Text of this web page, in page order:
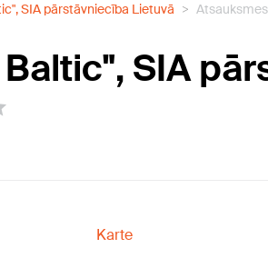
SIA pārstāvniecība Lietuvā Atsauksmes
SIA
Karte